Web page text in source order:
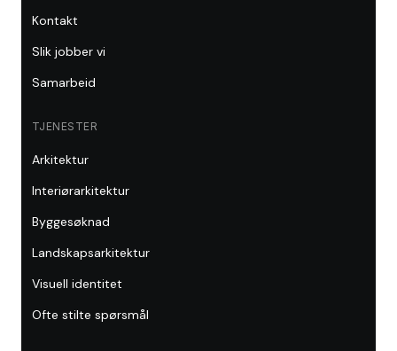
Kontakt
Slik jobber vi
Samarbeid
TJENESTER
Arkitektur
Interiørarkitektur
Byggesøknad
Landskapsarkitektur
Visuell identitet
Ofte stilte spørsmål